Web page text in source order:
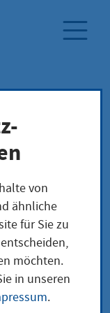
von
ähnliche
für Sie zu
möchten.
in unseren
.